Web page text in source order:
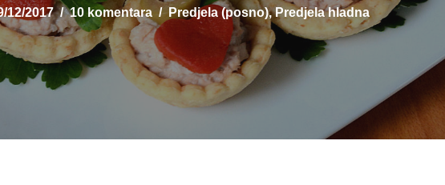
12/2017 10 komentara Predjela (posno),Predjela hladna